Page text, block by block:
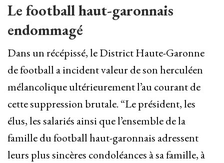
Le football haut-garonnais
endommagé
Dans un récépissé, le District Haute-Garonne
de football a incident valeur de son herculéen
mélancolique ultérieurement l’au courant de
cette suppression brutale. “Le président, les
élus, les salariés ainsi que l’ensemble de la
famille du football haut-garonnais adressent
leurs plus sincères condoléances à sa famille, à